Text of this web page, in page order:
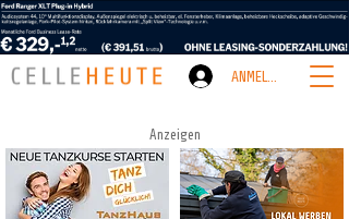
ANMELDEN
Anzeigen